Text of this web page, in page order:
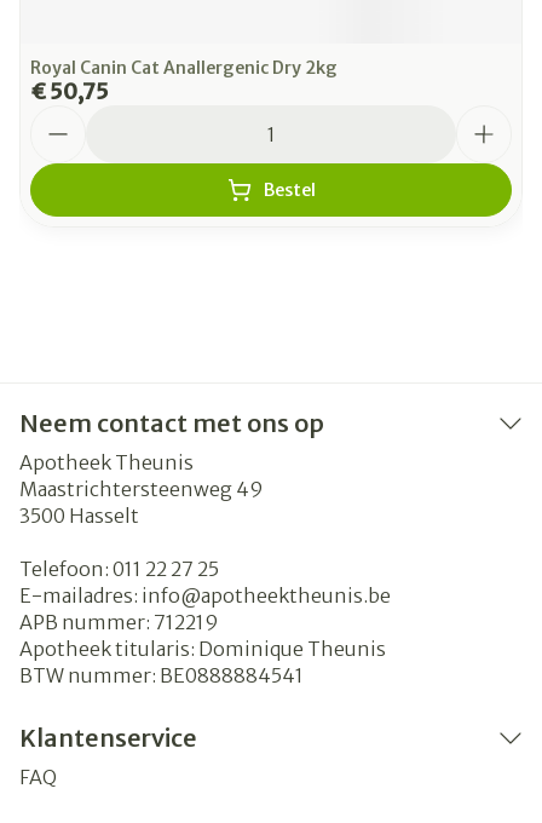
Royal Canin Cat Anallergenic Dry 2kg
€ 50,75
Bestel
Neem contact met ons op
Apotheek Theunis
Maastrichtersteenweg 49
3500 Hasselt
Telefoon: 011 22 27 25
E-mailadres: info@apotheektheunis.be
APB nummer: 712219
Apotheek titularis: Dominique Theunis
BTW nummer: BE0888884541
Klantenservice
FAQ